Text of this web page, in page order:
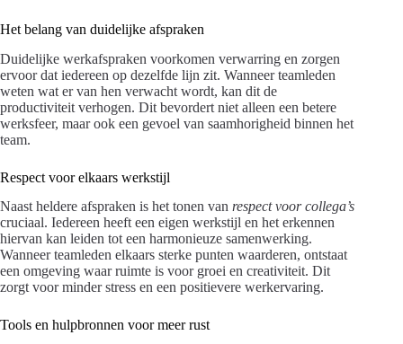
Het belang van duidelijke afspraken
Duidelijke werkafspraken voorkomen verwarring en zorgen
ervoor dat iedereen op dezelfde lijn zit. Wanneer teamleden
weten wat er van hen verwacht wordt, kan dit de
productiviteit verhogen. Dit bevordert niet alleen een betere
werksfeer, maar ook een gevoel van saamhorigheid binnen het
team.
Respect voor elkaars werkstijl
Naast heldere afspraken is het tonen van respect voor collega’s
cruciaal. Iedereen heeft een eigen werkstijl en het erkennen
hiervan kan leiden tot een harmonieuze samenwerking.
Wanneer teamleden elkaars sterke punten waarderen, ontstaat
een omgeving waar ruimte is voor groei en creativiteit. Dit
zorgt voor minder stress en een positievere werkervaring.
Tools en hulpbronnen voor meer rust